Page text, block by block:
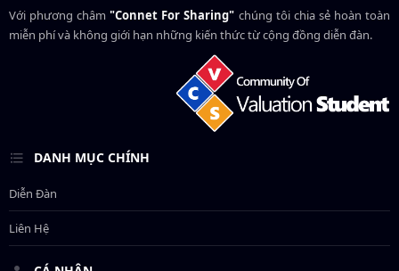
Với phương châm"Connet For Sharing" chúng tôi chia sẻ hoàn toàn
miễn phí và không giới hạn những kiến thức từ cộng đồng diễn đàn.
DANH MỤC CHÍNH
Diễn Đàn
Liên Hệ